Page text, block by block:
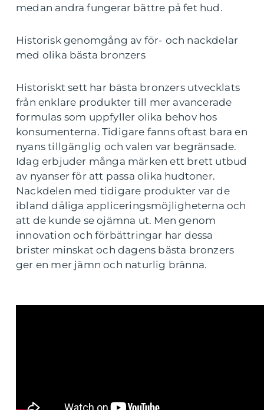
medan andra fungerar bättre på fet hud.
Historisk genomgång av för- och nackdelar
med olika bästa bronzers
Historiskt sett har bästa bronzers utvecklats
från enklare produkter till mer avancerade
formulas som uppfyller olika behov hos
konsumenterna. Tidigare fanns oftast bara en
nyans tillgänglig och valen var begränsade.
Idag erbjuder många märken ett brett utbud
av nyanser för att passa olika hudtoner.
Nackdelen med tidigare produkter var de
ibland dåliga appliceringsmöjligheterna och
att de kunde se ojämna ut. Men genom
innovation och förbättringar har dessa
brister minskat och dagens bästa bronzers
ger en mer jämn och naturlig bränna.